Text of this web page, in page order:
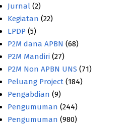
Jurnal (2)
Kegiatan (22)
LPDP (5)
P2M dana APBN (68)
P2M Mandiri (27)
P2M Non APBN UNS (71)
Peluang Project (184)
Pengabdian (9)
Pengumuman (244)
Pengumuman (980)